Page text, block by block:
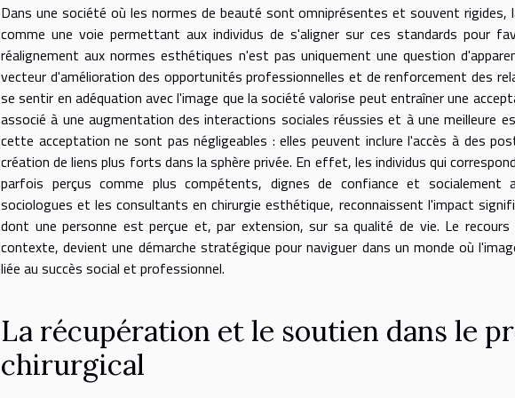
Dans une société où les normes de beauté sont omniprésentes et souvent rigides,
comme une voie permettant aux individus de s'aligner sur ces standards pour
réalignement aux normes esthétiques n'est pas uniquement une question
vecteur d'amélioration des opportunités professionnelles et de renforcement des
se sentir en adéquation avec l'image que la société valorise peut entraîner une
associé à une augmentation des interactions sociales réussies et à une meilleure
cette acceptation ne sont pas négligeables : elles peuvent inclure l'accès à des
création de liens plus forts dans la sphère privée. En effet, les individus qui
parfois perçus comme plus compétents, dignes de confiance et
sociologues et les consultants en chirurgie esthétique, reconnaissent l'impact
dont une personne est perçue et, par extension, sur sa qualité de vie. Le
contexte, devient une démarche stratégique pour naviguer dans un monde où
liée au succès social et professionnel.
La récupération et le soutien dans le
chirurgical